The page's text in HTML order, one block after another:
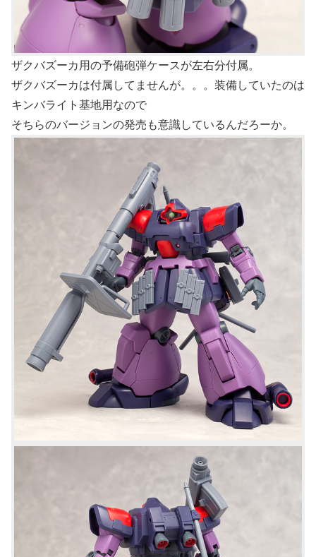
ザクバズーカ用の予備砲弾ケースが左右分付属。
ザクバズーカは付属してませんが。。。装備していたのは
キンバライト基地用なので
そちらのバージョンの発売も意識しているんだろーか。